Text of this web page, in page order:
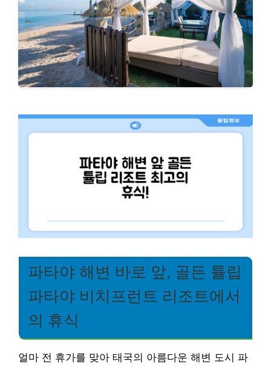
파타야 해변 바로 앞, 골든 튤립
파타야 비치프런트 리조트에서
의 휴식
얼마 전 휴가를 맞아 태국의 아름다운 해변 도시 파